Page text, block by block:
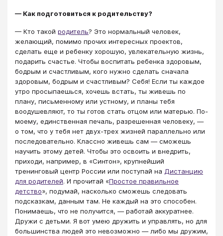
— Как подготовиться к родительству?
— Кто такой родитель? Это нормальный человек,
желающий, помимо прочих интересных проектов,
сделать еще и ребенку хорошую, увлекательную жизнь,
подарить счастье. Чтобы воспитать ребенка здоровым,
бодрым и счастливым, кого нужно сделать сначала
здоровым, бодрым и счастливым? Себя! Если ты каждое
утро просыпаешься, хочешь встать, ты живешь по
плану, письменному или устному, и планы тебя
воодушевляют, то ты готов стать отцом или матерью. По-
моему, единственная печаль, разрешенная человеку, —
о том, что у тебя нет двух-трех жизней параллельно или
последовательно. Классно живешь сам — сможешь
научить этому детей. Чтобы это освоить и внедрить,
приходи, например, в «Синтон», крупнейший
тренинговый центр России или поступай на Дистанцию
для родителей. И прочитай «Простое правильное
детство», подумай, насколько сможешь следовать
подсказкам, данным там. Не каждый на это способен.
Понимаешь, что не получится, — работай аккуратнее.
Дружи с детьми. Я вот умею дружить и управлять, но для
большинства людей это невозможно — либо мы дружим,